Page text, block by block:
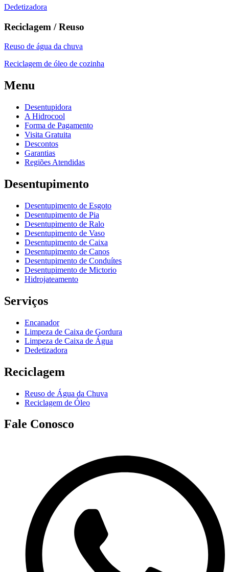
Dedetizadora
Reciclagem / Reuso
Reuso de água da chuva
Reciclagem de óleo de cozinha
Menu
Desentupidora
A Hidrocool
Forma de Pagamento
Visita Gratuita
Descontos
Garantias
Regiões Atendidas
Desentupimento
Desentupimento de Esgoto
Desentupimento de Pia
Desentupimento de Ralo
Desentupimento de Vaso
Desentupimento de Caixa
Desentupimento de Canos
Desentupimento de Conduítes
Desentupimento de Mictorio
Hidrojateamento
Serviços
Encanador
Limpeza de Caixa de Gordura
Limpeza de Caixa de Água
Dedetizadora
Reciclagem
Reuso de Água da Chuva
Reciclagem de Óleo
Fale Conosco